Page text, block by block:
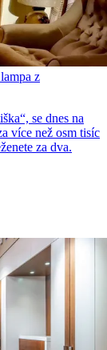
z
se dnes na
více než osm tisíc
za dva.